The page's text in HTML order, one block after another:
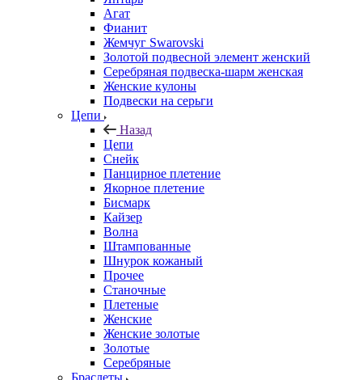
Агат
Фианит
Жемчуг Swarovski
Золотой подвесной элемент женcкий
Серебряная подвеска-шарм женская
Женские кулоны
Подвески на серьги
Цепи
Назад
Цепи
Снейк
Панцирное плетение
Якорное плетение
Бисмарк
Кайзер
Волна
Штампованные
Шнурок кожаный
Прочее
Станочные
Плетеные
Женские
Женские золотые
Золотые
Серебряные
Браслеты